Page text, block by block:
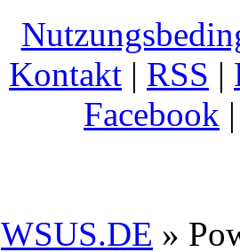
Kontakt | RSS |
Facebook
WSUS.DE »